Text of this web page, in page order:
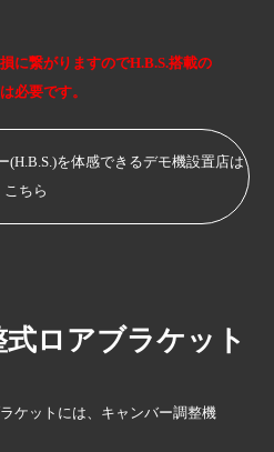
に繋がりますのでH.B.S.搭載の
必要です。
(H.B.S.)を体感できるデモ機設置店は
こちら
ロアブラケット
ケットには、キャンバー調整機